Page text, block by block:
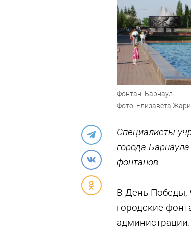
Фонтан. Барнаул
Фото: Елизавета
Специалисты
города
фонтанов
В День Победы,
городские
администрации.